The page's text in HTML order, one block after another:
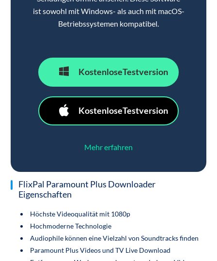
ist sowohl mit Windows- als auch mit macOS-
Betriebssystemen kompatibel.
KostenloseTestversion
KostenloseTestversion
Mehr erfahren
FlixPal Paramount Plus Downloader
Eigenschaften
Höchste Videoqualität mit 1080p
Hochmoderne Technologie
Audiophile können eine Vielzahl von Soundtracks finden
Paramount Plus Videos und TV Live Download